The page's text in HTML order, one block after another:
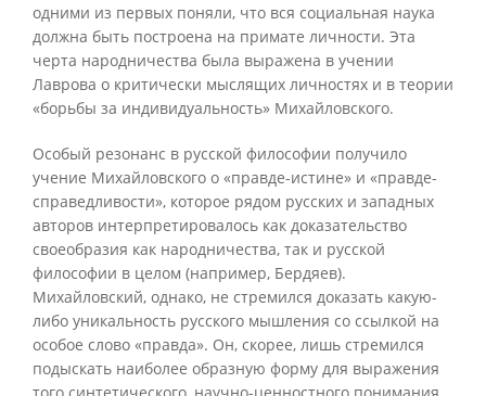
одними из первых поняли, что вся социальная наука
должна быть построена на примате личности. Эта
черта народничества была выражена в учении
Лаврова о критически мыслящих личностях и в теории
«борьбы за индивидуальность» Михайловского.
Особый резонанс в русской философии получило
учение Михайловского о «правде-истине» и «правде-
справедливости», которое рядом русских и западных
авторов интерпретировалось как доказательство
своеобразия как народничества, так и русской
философии в целом (например, Бердяев).
Михайловский, однако, не стремился доказать какую-
либо уникальность русского мышления со ссылкой на
особое слово «правда». Он, скорее, лишь стремился
подыскать наиболее образную форму для выражения
того синтетического, научно-ценностного понимания